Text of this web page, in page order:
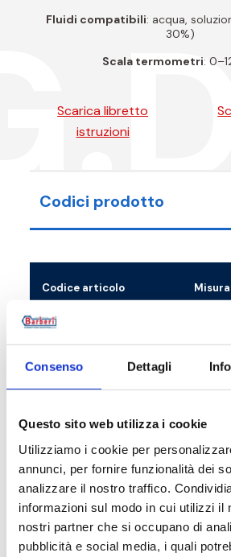
Consenso Dettagli
Questo sito web utilizza i cookie
Utilizziamo i cookie per
annunci, per fornire funzionalità dei
analizzare il nostro traffico.
informazioni sul modo in cui utilizzi il
nostri partner che si occupano di
pubblicità e social media, i quali
Fluidi compatibili: acqua,
30%)
Scala termometri:
Scarica libretto
istruzioni
Codici prodotto
Codice articolo Misura
61G02010P G 1 M
61G02010X G 1 M
Descrizione
Documentazione